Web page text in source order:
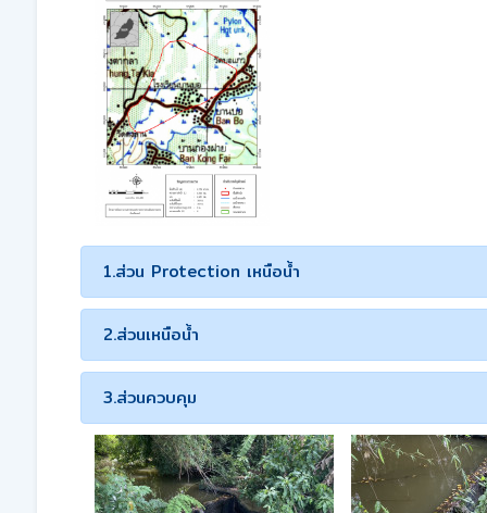
1.ส่วน Protection เหนือน้ำ
2.ส่วนเหนือน้ำ
3.ส่วนควบคุม